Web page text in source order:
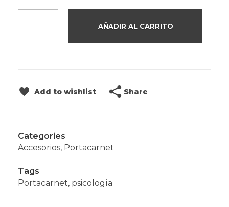
AÑADIR AL CARRITO
Add to wishlist Share
Categories
Accesorios, Portacarnet
Tags
Portacarnet, psicología